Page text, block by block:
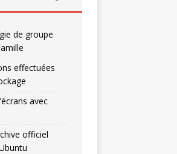
de groupe
effectuées
avec
officiel